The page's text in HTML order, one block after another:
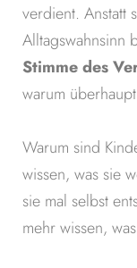
verdient. Anstatt
Alltagswahnsinn
Stimme des
warum
Warum sind
wissen, was sie
sie mal selbst
mehr wissen,